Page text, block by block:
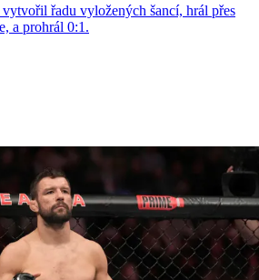
řadu vyložených šancí, hrál přes
a prohrál 0:1.